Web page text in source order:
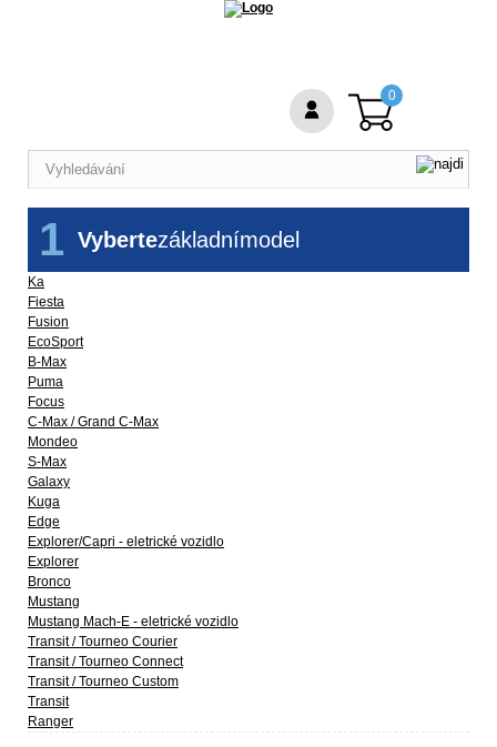
Vybertezákladnímodel
1
Ka
Fiesta
Fusion
EcoSport
B-Max
Puma
Focus
C-Max / Grand C-Max
Mondeo
S-Max
Galaxy
Kuga
Edge
Explorer/Capri - eletrické vozidlo
Explorer
Bronco
Mustang
Mustang Mach-E - eletrické vozidlo
Transit / Tourneo Courier
Transit / Tourneo Connect
Transit / Tourneo Custom
Transit
Ranger
0